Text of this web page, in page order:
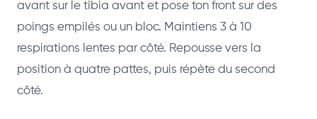
avant sur le tibia avant et pose ton front sur des
poings empilés ou un bloc. Maintiens 3 à 10
respirations lentes par côté. Repousse vers la
position à quatre pattes, puis répète du second
côté.